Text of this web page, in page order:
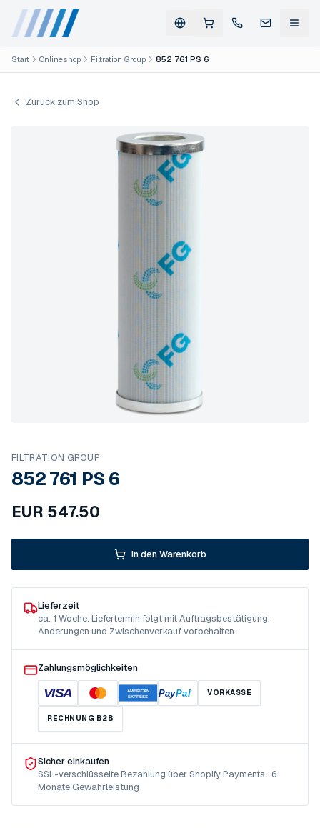
Start Onlineshop Filtration Group 852 761 PS 6
Zurück zum Shop
FILTRATION GROUP
852 761 PS 6
EUR 547.50
In den Warenkorb
Lieferzeit
ca. 1 Woche. Liefertermin folgt mit Auftragsbestätigung.
Änderungen und Zwischenverkauf vorbehalten.
Zahlungsmöglichkeiten
VISA
AMERICAN
EXPRESS
PayPal VORKASSE
RECHNUNG B2B
Sicher einkaufen
SSL-verschlüsselte Bezahlung über Shopify Payments · 6
Monate Gewährleistung